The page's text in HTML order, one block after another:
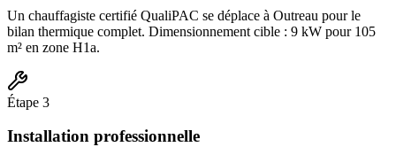
Un chauffagiste certifié QualiPAC se déplace à Outreau pour le
bilan thermique complet. Dimensionnement cible : 9 kW pour 105
m² en zone H1a.
Étape 3
Installation professionnelle